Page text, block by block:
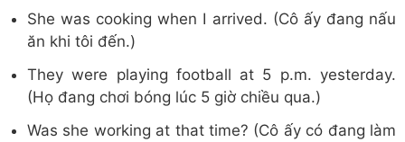
She was cooking when I arrived. (Cô ấy đang nấu
ăn khi tôi đến.)
They were playing football at 5 p.m. yesterday.
(Họ đang chơi bóng lúc 5 giờ chiều qua.)
Was she working at that time? (Cô ấy có đang làm